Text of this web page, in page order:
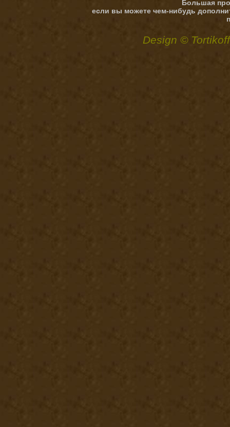
Большая
если вы можете чем-нибудь
Design ©